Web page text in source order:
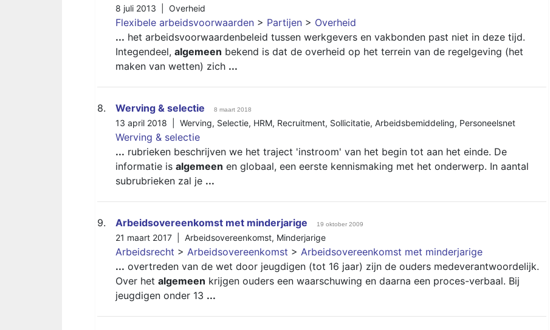
8 juli 2013 | Overheid
Flexibele arbeidsvoorwaarden > Partijen > Overheid
... het arbeidsvoorwaardenbeleid tussen werkgevers en vakbonden past niet in deze tijd.
Integendeel, algemeen bekend is dat de overheid op het terrein van de regelgeving (het
maken van wetten) zich ...
8. Werving & selectie 8 maart 2018
13 april 2018 | Werving, Selectie, HRM, Recruitment, Sollicitatie, Arbeidsbemiddeling, Personeelsnet
Werving & selectie
... rubrieken beschrijven we het traject 'instroom' van het begin tot aan het einde. De
informatie is algemeen en globaal, een eerste kennismaking met het onderwerp. In aantal
subrubrieken zal je ...
9. Arbeidsovereenkomst met minderjarige 19 oktober 2009
21 maart 2017 | Arbeidsovereenkomst, Minderjarige
Arbeidsrecht > Arbeidsovereenkomst > Arbeidsovereenkomst met minderjarige
... overtreden van de wet door jeugdigen (tot 16 jaar) zijn de ouders medeverantwoordelijk.
Over het algemeen krijgen ouders een waarschuwing en daarna een proces-verbaal. Bij
jeugdigen onder 13 ...